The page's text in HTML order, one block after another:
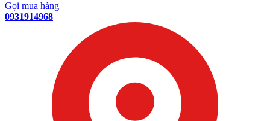
Gọi mua hàng
0931914968